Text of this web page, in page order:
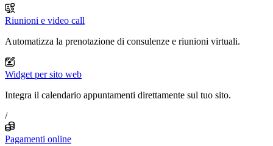
Riunioni e video call
Automatizza la prenotazione di consulenze e riunioni virtuali.
Widget per sito web
Integra il calendario appuntamenti direttamente sul tuo sito.
/
Pagamenti online